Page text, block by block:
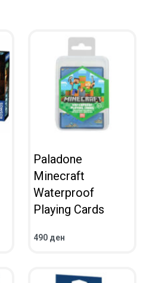
Paladone
Minecraft
Waterproof
Playing Cards
490 ден
ВО КОШНИЧКА